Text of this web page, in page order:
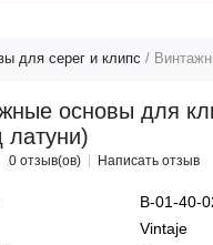
для серег и клипс /
основы для
латуни)
0 отзыв(ов) Написать отзыв
В-01-40-
Vintaje